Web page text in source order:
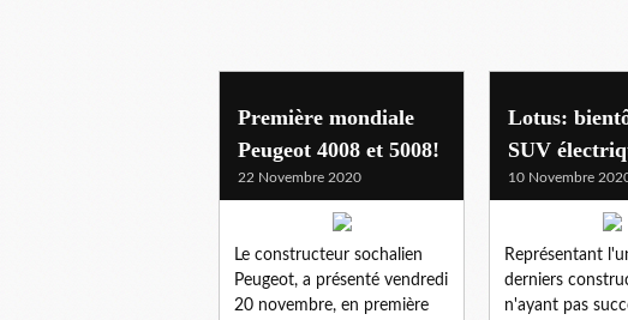
Première mondiale
Peugeot 4008 et 5008!
22 Novembre 2020
Le constructeur sochalien
Peugeot, a présenté vendredi
20 novembre, en première
Lotus:
SUV
10 Novembre
Représentant
derniers
n'ayant pas